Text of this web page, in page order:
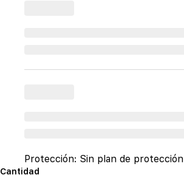
Protección: Sin plan de protección
Cantidad